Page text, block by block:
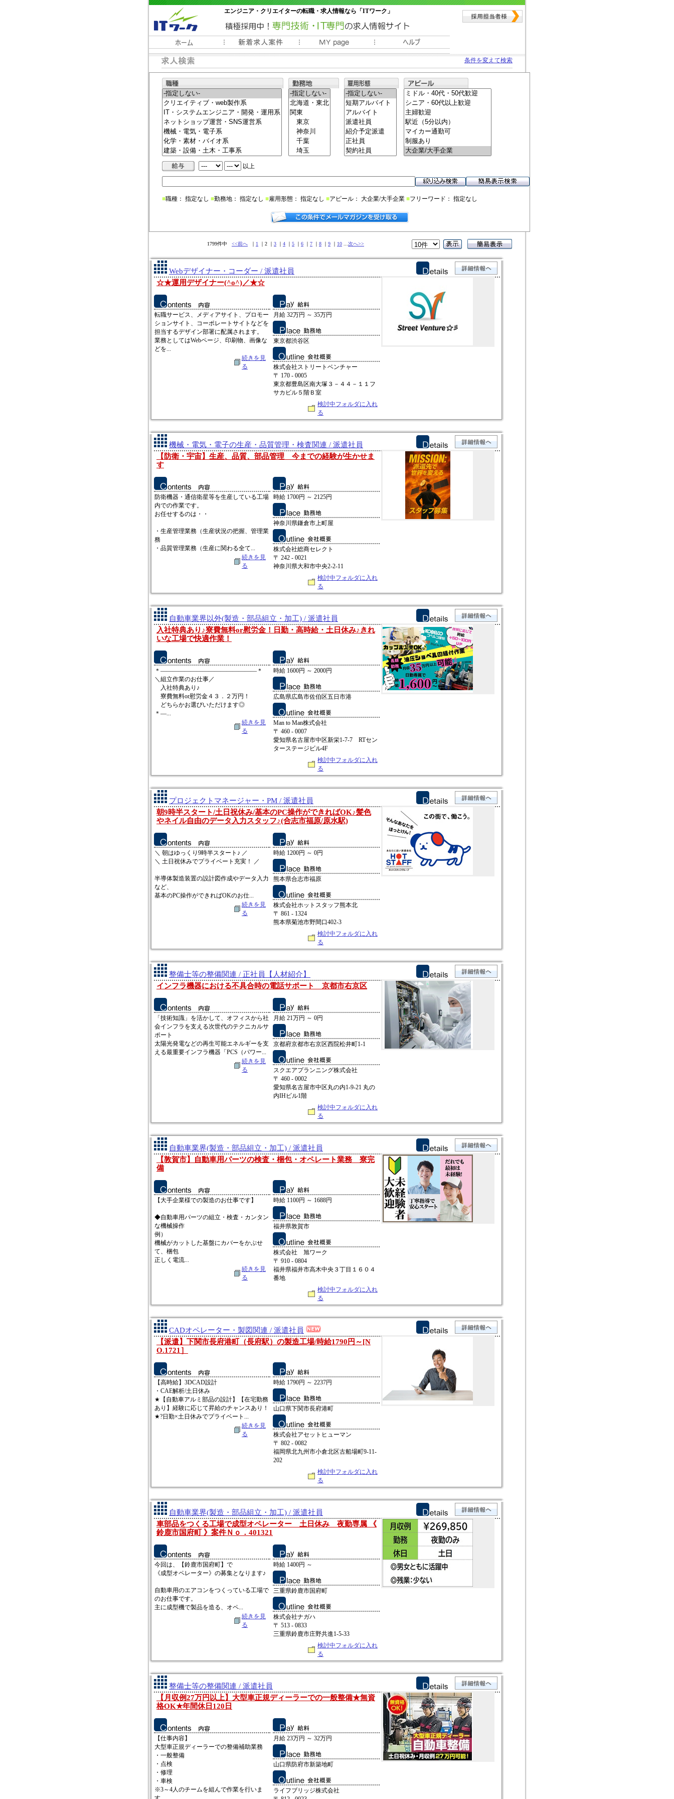
エンジニア・クリエイターの転職・求人情報なら「ITワーク」
常時3000件以上の求人情報掲載中
条件を変えて検索
以上
■職種： 指定なし ■勤務地： 指定なし ■雇用形態： 指定なし ■アピール： 大企業/大手企業 ■フリーワード： 指定なし
1799件中 <<前へ ｜ 1 ｜2 ｜ 3 ｜ 4 ｜ 5 ｜ 6 ｜ 7 ｜ 8 ｜ 9 ｜ 10 次へ>>
Webデザイナー・コーダー / 派遣社員
☆★運用デザイナー(^o^)／★☆
転職サービス、メディアサイト、プロモー
ションサイト、コーポレートサイトなどを
担当するデザイン部署に配属されます。
業務としてはWebページ、印刷物、画像な
どを...
続きを見
る
月給 32万円 ～ 35万円
東京都渋谷区
株式会社ストリートベンチャー
〒 170 - 0005
東京都豊島区南大塚３－４４－１１フ
サカビル５階Ｂ室
検討中フォルダに入れ
る
機械・電気・電子の生産・品質管理・検査関連 / 派遣社員
【防衛・宇宙】生産、品質、部品管理 今までの経験が生かせま
す
防衛機器・通信衛星等を生産している工場
内での作業です。
お任せするのは・・
・生産管理業務（生産状況の把握、管理業
務
・品質管理業務（生産に関わる全て...
続きを見
る
時給 1700円 ～ 2125円
神奈川県鎌倉市上町屋
株式会社総商セレクト
〒 242 - 0021
神奈川県大和市中央2-2-11
検討中フォルダに入れ
る
自動車業界以外(製造・部品組立・加工) / 派遣社員
入社特典あり♪寮費無料or慰労金！日勤・高時給・土日休み♪きれ
いな工場で快適作業！
＊――――――――――――――――＊
＼組立作業のお仕事／
入社特典あり♪
寮費無料or慰労金４３．２万円！
どちらかお選びいただけます◎
＊―...
続きを見
る
時給 1600円 ～ 2000円
広島県広島市佐伯区五日市港
Man to Man株式会社
〒 460 - 0007
愛知県名古屋市中区新栄1-7-7 RTセン
ターステージビル4F
検討中フォルダに入れ
る
プロジェクトマネージャー・PM / 派遣社員
朝9時半スタート/土日祝休み/基本のPC操作ができればOK♪髪色
やネイル自由のデータ入力スタッフ♪(合志市福原/原水駅)
＼ 朝はゆっくり9時半スタート♪ ／
＼ 土日祝休みでプライベート充実！ ／
半導体製造装置の設計図作成やデータ入力
など、
基本のPC操作ができればOKのお仕...
続きを見
る
時給 1200円 ～ 0円
熊本県合志市福原
株式会社ホットスタッフ熊本北
〒 861 - 1324
熊本県菊池市野間口402-3
検討中フォルダに入れ
る
整備士等の整備関連 / 正社員【人材紹介】
インフラ機器における不具合時の電話サポート 京都市右京区
「技術知識」を活かして、オフィスから社
会インフラを支える次世代のテクニカルサ
ポート
太陽光発電などの再生可能エネルギーを支
える最重要インフラ機器「PCS（パワー...
続きを見
る
月給 21万円 ～ 0円
京都府京都市右京区西院松井町1-1
スクエアプランニング株式会社
〒 460 - 0002
愛知県名古屋市中区丸の内1-9-21 丸の
内IHビル1階
検討中フォルダに入れ
る
自動車業界(製造・部品組立・加工) / 派遣社員
【敦賀市】自動車用パーツの検査・梱包・オペレート業務 寮完
備
【大手企業様での製造のお仕事です】
◆自動車用パーツの組立・検査・カンタン
な機械操作
例）
機械がカットした基盤にカバーをかぶせ
て、梱包
正しく電流...
続きを見
る
時給 1100円 ～ 1688円
福井県敦賀市
株式会社 旭ワーク
〒 910 - 0804
福井県福井市高木中央３丁目１６０４
番地
検討中フォルダに入れ
る
CADオペレーター・製図関連 / 派遣社員
【派遣】下関市長府港町（長府駅）の製造工場/時給1790円～[N
O.1721］
【高時給】3DCAD設計
・CAE解析/土日休み
★【自動車アルミ部品の設計】【在宅勤務
あり】経験に応じて昇給のチャンスあり！
★?日勤×土日休みでプライベート...
続きを見
る
時給 1790円 ～ 2237円
山口県下関市長府港町
株式会社アセットヒューマン
〒 802 - 0082
福岡県北九州市小倉北区古船場町9-11-
202
検討中フォルダに入れ
る
自動車業界(製造・部品組立・加工) / 派遣社員
車部品をつくる工場で成型オペレーター 土日休み 夜勤専属 《
鈴鹿市国府町 》案件Ｎｏ．401321
今回は、【鈴鹿市国府町】で
《成型オペレーター》の募集となります♪
自動車用のエアコンをつくっている工場で
のお仕事です。
主に成型機で製品を造る、オペ...
続きを見
る
時給 1400円 ～
三重県鈴鹿市国府町
株式会社ナガハ
〒 513 - 0833
三重県鈴鹿市庄野共進1-5-33
検討中フォルダに入れ
る
整備士等の整備関連 / 派遣社員
【月収例27万円以上】大型車正規ディーラーでの一般整備★無資
格OK★年間休日120日
【仕事内容】
大型車正規ディーラーでの整備補助業務
・一般整備
・点検
・修理
・車検
※3～4人のチームを組んで作業を行いま
月給 23万円 ～ 32万円
山口県防府市新築地町
ライフブリッジ株式会社